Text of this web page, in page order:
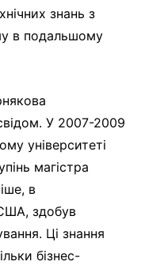
знань з
в подальшому
У 2007-2009
університеті
магістра
в
здобув
Ці знання
бізнес-